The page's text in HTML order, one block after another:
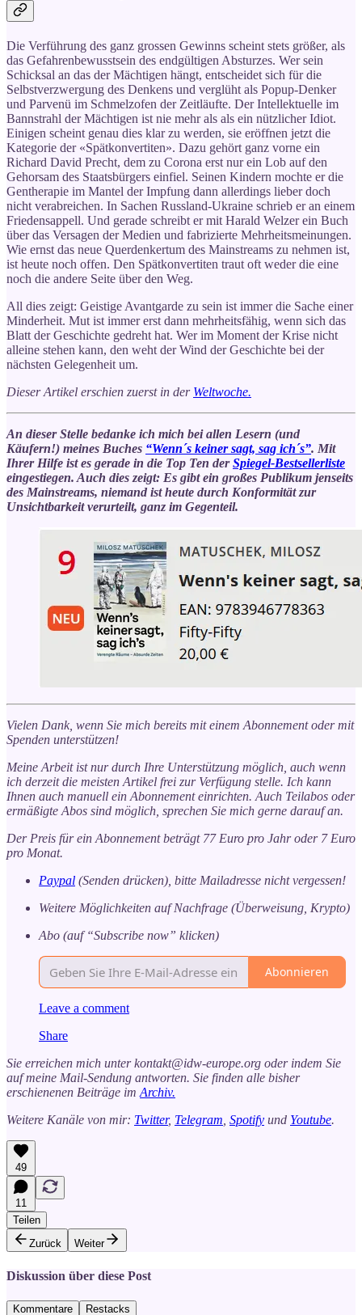
Die Verführung des ganz grossen Gewinns scheint stets größer, als
das Gefahrenbewusstsein des endgültigen Absturzes. Wer sein
Schicksal an das der Mächtigen hängt, entscheidet sich für die
Selbstverzwergung des Denkens und verglüht als Popup-Denker
und Parvenü im Schmelzofen der Zeitläufte. Der Intellektuelle im
Bannstrahl der Mächtigen ist nie mehr als als ein nützlicher Idiot.
Einigen scheint genau dies klar zu werden, sie eröffnen jetzt die
Kategorie der «Spätkonvertiten». Dazu gehört ganz vorne ein
Richard David Precht, dem zu Corona erst nur ein Lob auf den
Gehorsam des Staatsbürgers einfiel. Seinen Kindern mochte er die
Gentherapie im Mantel der Impfung dann allerdings lieber doch
nicht verabreichen. In Sachen Russland-Ukraine schrieb er an einem
Friedensappell. Und gerade schreibt er mit Harald Welzer ein Buch
über das Versagen der Medien und fabrizierte Mehrheitsmeinungen.
Wie ernst das neue Querdenkertum des Mainstreams zu nehmen ist,
ist heute noch offen. Den Spätkonvertiten traut oft weder die eine
noch die andere Seite über den Weg.
All dies zeigt: Geistige Avantgarde zu sein ist immer die Sache einer
Minderheit. Mut ist immer erst dann mehrheitsfähig, wenn sich das
Blatt der Geschichte gedreht hat. Wer im Moment der Krise nicht
alleine stehen kann, den weht der Wind der Geschichte bei der
nächsten Gelegenheit um.
Dieser Artikel erschien zuerst in der Weltwoche.
An dieser Stelle bedanke ich mich bei allen Lesern (und
Käufern!) meines Buches “Wenn´s keiner sagt, sag ich´s”. Mit
Ihrer Hilfe ist es gerade in die Top Ten derSpiegel-Bestsellerliste
eingestiegen. Auch dies zeigt: Es gibt ein großes Publikum jenseits
des Mainstreams, niemand ist heute durch Konformität zur
Unsichtbarkeit verurteilt, ganz im Gegenteil.
Vielen Dank, wenn Sie mich bereits mit einem Abonnement oder mit
Spenden unterstützen!
Meine Arbeit ist nur durch Ihre Unterstützung möglich, auch wenn
ich derzeit die meisten Artikel frei zur Verfügung stelle. Ich kann
Ihnen auch manuell ein Abonnement einrichten. Auch Teilabos oder
ermäßigte Abos sind möglich, sprechen Sie mich gerne darauf an.
Der Preis für ein Abonnement beträgt 77 Euro pro Jahr oder 7 Euro
pro Monat.
Paypal (Senden drücken), bitte Mailadresse nicht vergessen!
Weitere Möglichkeiten auf Nachfrage (Überweisung, Krypto)
Abo (auf “Subscribe now” klicken)
Abonnieren
Leave a comment
Share
Sie erreichen mich unter kontakt@idw-europe.org oder indem Sie
auf meine Mail-Sendung antworten. Sie finden alle bisher
erschienenen Beiträge im Archiv.
Weitere Kanäle von mir: Twitter, Telegram Spotify und Youtube.
49
11
Teilen
Zurück
Weiter
Diskussion über diese Post
Kommentare Restacks